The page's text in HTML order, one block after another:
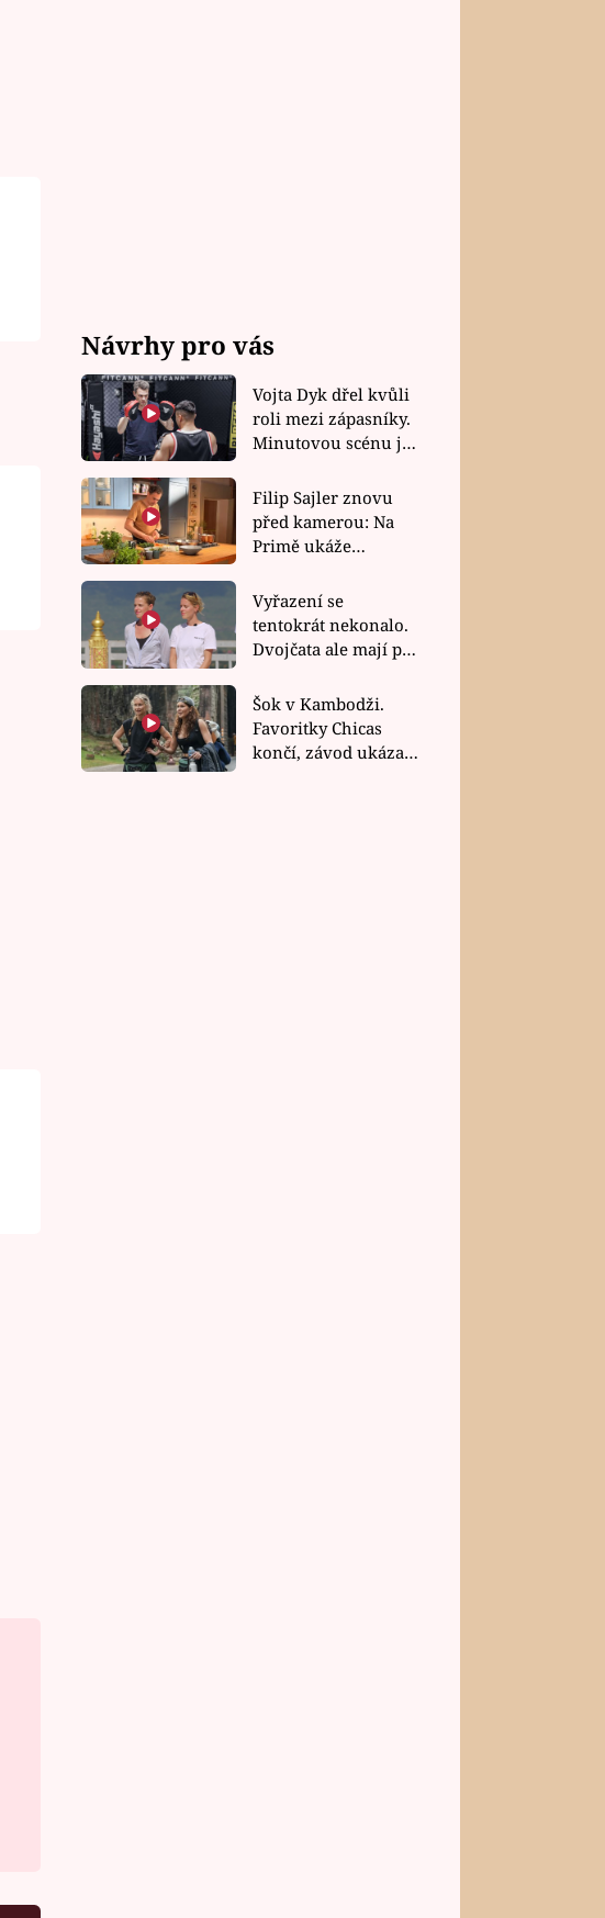
Návrhy pro vás
Vojta Dyk dřel kvůli
roli mezi zápasníky.
Minutovou scénu jel
Filip Sajler znovu
před kamerou: Na
Primě ukáže
rychlé recepty
Vyřazení se
tentokrát nekonalo.
Dvojčata ale mají po
závodu nůž na krku
Šok v Kambodži.
Favoritky Chicas
končí, závod ukázal